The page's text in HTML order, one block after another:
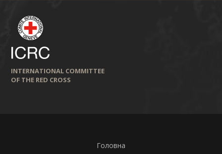
INTERNATIONAL COMMITTEE
OF THE RED CROSS
Головна